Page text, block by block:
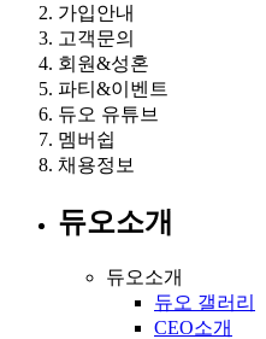
가입안내
고객문의
회원&성혼
파티&이벤트
듀오 유튜브
멤버쉽
채용정보
듀오소개
듀오소개
듀오 갤러리
CEO소개